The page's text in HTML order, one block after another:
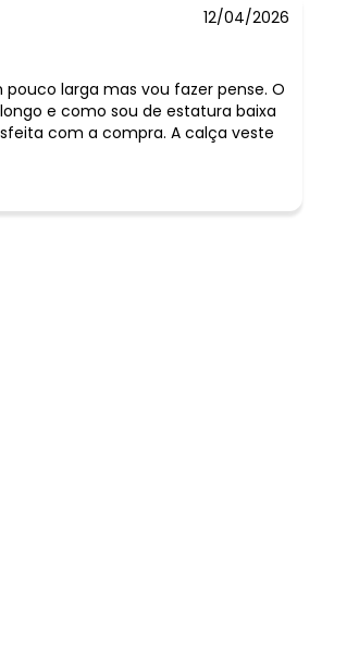
12/04/2026
larga mas vou fazer pense. O
e como sou de estatura baixa
com a compra. A calça veste